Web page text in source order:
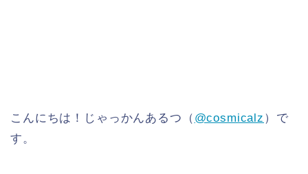
こんにちは！じゃっかんあるつ（ @cosmicalz ）で
す。